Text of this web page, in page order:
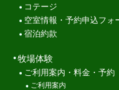
コテージ
空室情報・予約申込フォ
宿泊約款
牧場体験
ご利用案内・料金・予約
ご利用案内